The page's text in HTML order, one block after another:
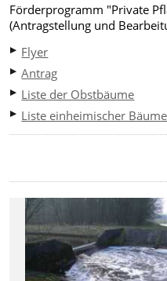
Förderprogramm "Private
(Antragstellung und
Flyer
Antrag
Liste der Obstbäume
Liste einheimischer